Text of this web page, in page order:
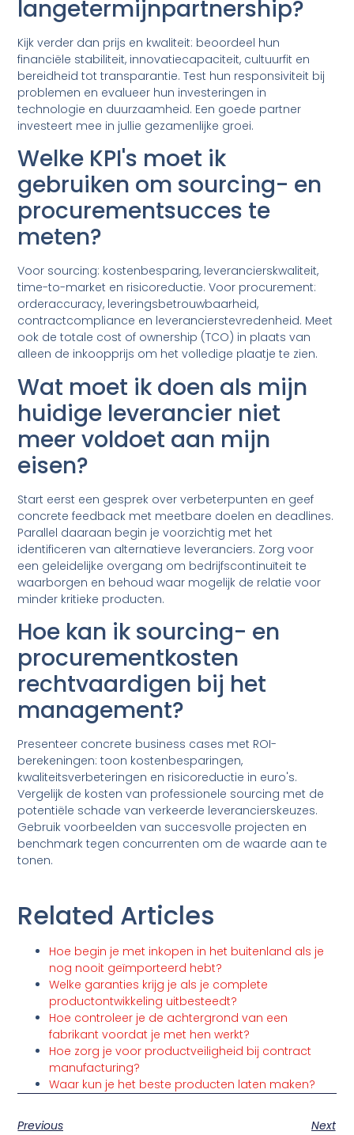
langetermijnpartnership?
Kijk verder dan prijs en kwaliteit: beoordeel hun
financiële stabiliteit, innovatiecapaciteit, cultuurfit en
bereidheid tot transparantie. Test hun responsiviteit bij
problemen en evalueer hun investeringen in
technologie en duurzaamheid. Een goede partner
investeert mee in jullie gezamenlijke groei.
Welke KPI's moet ik
gebruiken om sourcing- en
procurementsucces te
meten?
Voor sourcing: kostenbesparing, leverancierskwaliteit,
time-to-market en risicoreductie. Voor procurement:
orderaccuracy, leveringsbetrouwbaarheid,
contractcompliance en leverancierstevredenheid. Meet
ook de totale cost of ownership (TCO) in plaats van
alleen de inkoopprijs om het volledige plaatje te zien.
Wat moet ik doen als mijn
huidige leverancier niet
meer voldoet aan mijn
eisen?
Start eerst een gesprek over verbeterpunten en geef
concrete feedback met meetbare doelen en deadlines.
Parallel daaraan begin je voorzichtig met het
identificeren van alternatieve leveranciers. Zorg voor
een geleidelijke overgang om bedrijfscontinuïteit te
waarborgen en behoud waar mogelijk de relatie voor
minder kritieke producten.
Hoe kan ik sourcing- en
procurementkosten
rechtvaardigen bij het
management?
Presenteer concrete business cases met ROI-
berekeningen: toon kostenbesparingen,
kwaliteitsverbeteringen en risicoreductie in euro's.
Vergelijk de kosten van professionele sourcing met de
potentiële schade van verkeerde leverancierskeuzes.
Gebruik voorbeelden van succesvolle projecten en
benchmark tegen concurrenten om de waarde aan te
tonen.
Related Articles
Hoe begin je met inkopen in het buitenland als je
nog nooit geïmporteerd hebt?
Welke garanties krijg je als je complete
productontwikkeling uitbesteedt?
Hoe controleer je de achtergrond van een
fabrikant voordat je met hen werkt?
Hoe zorg je voor productveiligheid bij contract
manufacturing?
Waar kun je het beste producten laten maken?
Previous
Next